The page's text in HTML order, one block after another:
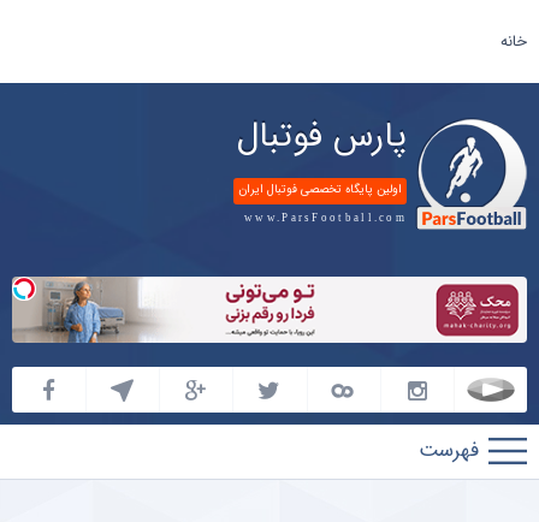
خانه
پارس فوتبال
اولین پایگاه تخصصی فوتبال ایران
www.ParsFootball.com
پارس
فوتبال